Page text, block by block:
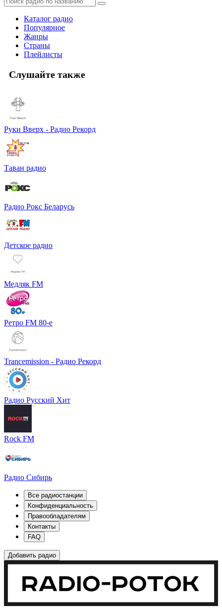
Каталог радио
Популярное
Жанры
Страны
Плейлисты
Слушайте также
Руки Вверх - Радио Рекорд
Таван радио
Радио Рокс Беларусь
Детское радио
Медляк FM
Ретро FM 80-е
Trancemission - Радио Рекорд
Радио Русский Хит
Rock FM
Радио Сибирь
Все радиостанции
Конфиденциальность
Правообладателям
Контакты
FAQ
Добавить радио